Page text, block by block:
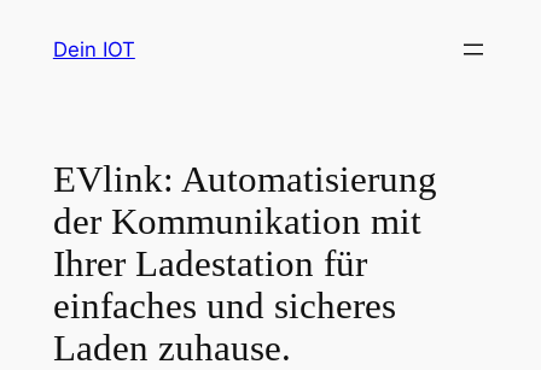
InhaltDein IOT
EVlink: Automatisierung
der Kommunikation mit
Ihrer Ladestation für
einfaches und sicheres
Laden zuhause.